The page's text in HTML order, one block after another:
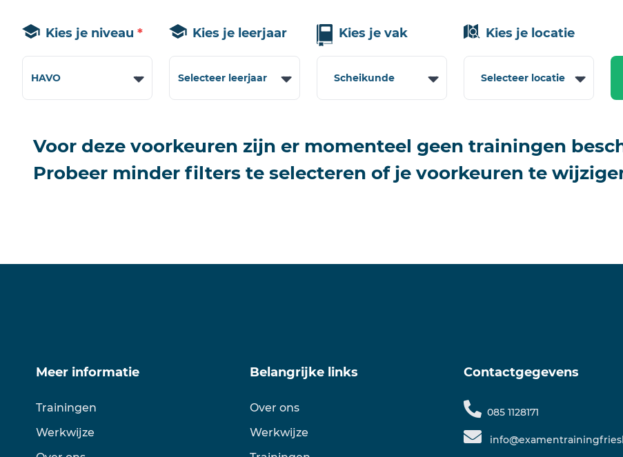
Kies je niveau * Kies je leerjaar Kies je vak Kies je locatie
Voor deze voorkeuren zijn er momenteel geen trainingen
Probeer minder filters te selecteren of je voorkeuren te
Meer informatie
Trainingen
Werkwijze
Belangrijke links
Over ons
Werkwijze
Contactgegevens
085 1128171